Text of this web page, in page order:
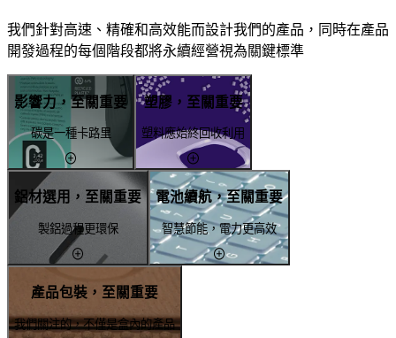
我們針對高速、精確和高效能而設計我們的產品，同時在產品
開發過程的每個階段都將永續經營視為關鍵標準
影響力，至關重要
碳是一種卡路里
塑膠，至關重要
塑料應始終回收利用
鋁材選用，至關重要
製鋁過程更環保
電池續航，至關重要
智慧節能，電力更高效
產品包裝，至關重要
我們關注的，不僅是盒內的產品